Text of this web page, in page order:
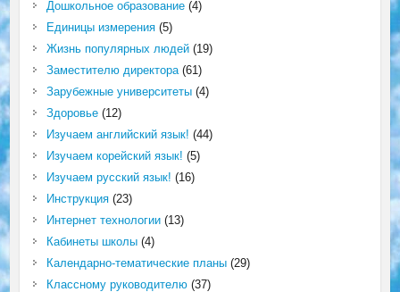
Дошкольное образование(4)
Единицы измерения(5)
Жизнь популярных людей(19)
Заместителю директора(61)
Зарубежные университеты(4)
Здоровье(12)
Изучаем английский язык! (44)
Изучаем корейский язык! (5)
Изучаем русский язык! (16)
Инструкция(23)
Интернет технологии(13)
Кабинеты школы(4)
Календарно-тематические планы(29)
Классному руководителю(37)